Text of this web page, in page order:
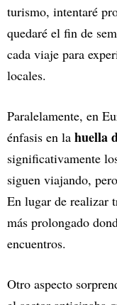
turismo, intentaré
quedaré el fin de
cada viaje para
locales.
Paralelamente, en
énfasis en la huella
significativamente
siguen viajando,
En lugar de realizar
más prolongado
encuentros.
Otro aspecto